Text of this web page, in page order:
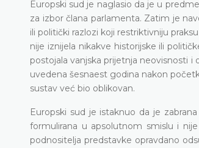
Europski sud je naglasio da je u
za izbor člana parlamenta. Zatim je
ili politički razlozi koji restriktivniju
nije iznijela nikakve historijske ili
postojala vanjska prijetnja neovisnosti i
uvedena šesnaest godina nakon
sustav već bio oblikovan.
Europski sud je istaknuo da je
formulirana u apsolutnom smislu i
podnositelja predstavke opravdano